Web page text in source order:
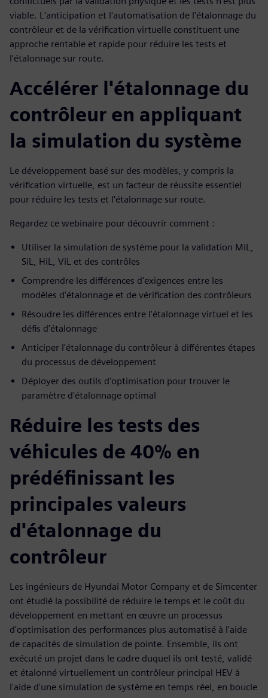
viable. L'anticipation et l'automatisation de l'étalonnage du
contrôleur et de la vérification virtuelle constituent une
approche rentable et rapide pour réduire les tests et
l'étalonnage sur route.
Accélérer l'étalonnage du
contrôleur en appliquant
la simulation du système
Le développement basé sur des modèles, y compris la
vérification virtuelle, est un facteur de réussite essentiel
pour réduire les tests et l'étalonnage sur route.
Regardez ce webinaire pour découvrir comment :
Utiliser la simulation de système pour la validation MiL,
SiL, HiL, ViL et des contrôles
Comprendre les différences d'exigences entre les
modèles d'étalonnage et de vérification des contrôleurs
Résoudre les différences entre l'étalonnage virtuel et les
défis d'étalonnage
Anticiper l'étalonnage du contrôleur à différentes étapes
du processus de développement
Déployer des outils d'optimisation pour trouver le
paramètre d'étalonnage optimal
Réduire les tests des
véhicules de 40% en
prédéfinissant les
principales valeurs
d'étalonnage du
contrôleur
Les ingénieurs de Hyundai Motor Company et de Simcenter
ont étudié la possibilité de réduire le temps et le coût du
développement en mettant en œuvre un processus
d'optimisation des performances plus automatisé à l'aide
de capacités de simulation de pointe. Ensemble, ils ont
exécuté un projet dans le cadre duquel ils ont testé, validé
et étalonné virtuellement un contrôleur principal HEV à
l'aide d'une simulation de système en temps réel, en boucle